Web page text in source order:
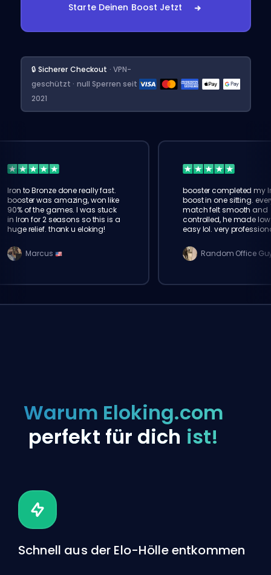
Starte Deinen Boost Jetzt
🔒 Sicherer Checkout · VPN-
geschützt · null Sperren seit
2021
Iron to Bronze done really fast.
booster was amazing, won like
90% of the games. I was stuck
in Iron for 2 seasons so this is a
huge relief. thank u eloking!
Marcus
booster completed my
boost in one sitting.
match felt smooth and
controlled, he made
easy lol. very
Random Office
Warum Eloking.com
perfekt für dich ist!
Schnell aus der Elo-Hölle entkommen